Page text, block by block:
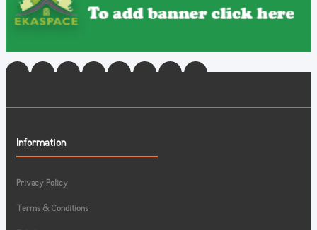
Information
Privacy Policy
Terms & Conditions